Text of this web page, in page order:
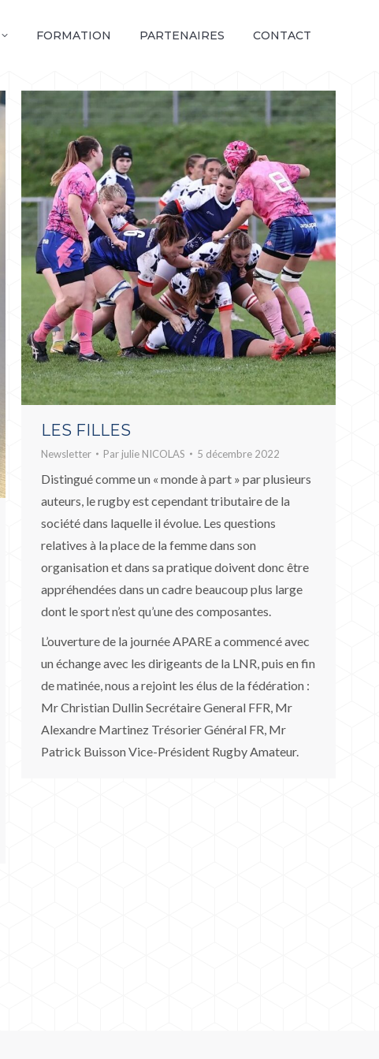
FORMATION PARTENAIRES CONTACT
LES FILLES
Newsletter Par julie NICOLAS 5 décembre 2022
Distingué comme un « monde à part » par plusieurs
auteurs, le rugby est cependant tributaire de la
société dans laquelle il évolue. Les questions
relatives à la place de la femme dans son
organisation et dans sa pratique doivent donc être
appréhendées dans un cadre beaucoup plus large
dont le sport n’est qu’une des composantes.
L’ouverture de la journée APARE a commencé avec
un échange avec les dirigeants de la LNR, puis en fin
de matinée, nous a rejoint les élus de la fédération :
Mr Christian Dullin Secrétaire General FFR, Mr
Alexandre Martinez Trésorier Général FR, Mr
Patrick Buisson Vice-Président Rugby Amateur.